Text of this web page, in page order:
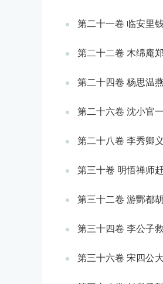
第二十一卷 临安里
第二十二卷 木绵庵
第二十四卷 杨思温
第二十六卷 沈小官
第二十八卷 李秀卿
第三十卷 明悟禅师
第三十二卷 游酆都
第三十四卷 李公子
第三十六卷 宋四公